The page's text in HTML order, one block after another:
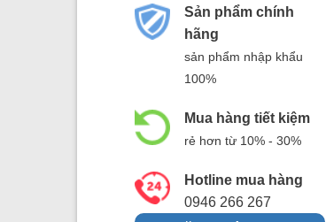
Sản phẩm chính
hãng
sản phẩm nhập khẩu
100%
Mua hàng tiết kiệm
rẻ hơn từ 10% - 30%
Hotline mua hàng
0946 266 267